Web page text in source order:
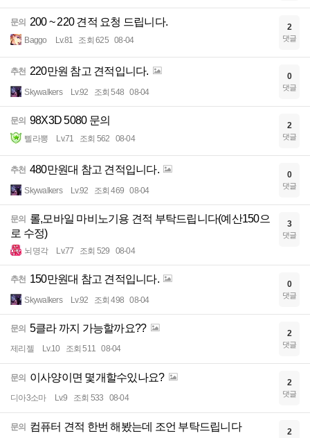
문의 200 ~ 220 견적 요청 드립니다.
Baggo Lv.81 조회 625 08-04
2
댓글
추천 220만원 참고 견적입니다.
Skywalkers Lv.92 조회 548 08-04
0
댓글
문의 98X3D 5080 문의
삘라뽕 Lv.71 조회 562 08-04
2
댓글
추천 480만원대 참고 견적입니다.
Skywalkers Lv.92 조회 469 08-04
0
댓글
문의
롤,모바일 마비노기용 견적 부탁드립니다(예산150으
로 수정)
뇌명각 Lv.77 조회 529 08-04
3
댓글
추천 150만원대 참고 견적입니다.
Skywalkers Lv.92 조회 498 08-04
0
댓글
문의 5클라 까지 가능할까요??
제리젤 Lv.10 조회 511 08-04
2
댓글
문의 이사양이면 몇개할수있나요?
디아3소마 Lv.9 조회 533 08-04
2
댓글
문의 컴퓨터 견적 한번 해봤는데 조언 부탁드립니다 2